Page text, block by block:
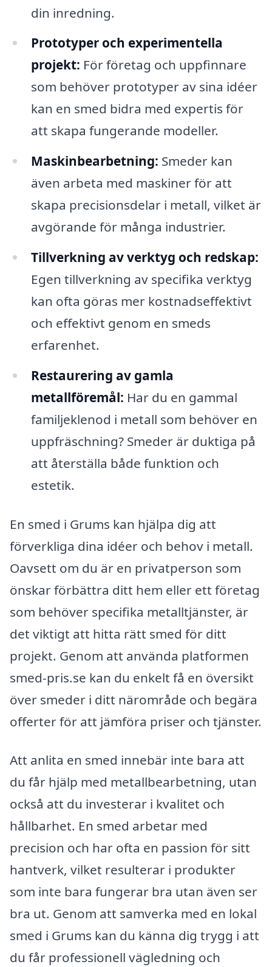
din inredning.
Prototyper och experimentella
projekt: För företag och uppfinnare
som behöver prototyper av sina idéer
kan en smed bidra med expertis för
att skapa fungerande modeller.
Maskinbearbetning: Smeder kan
även arbeta med maskiner för att
skapa precisionsdelar i metall, vilket är
avgörande för många industrier.
Tillverkning av verktyg och redskap:
Egen tillverkning av specifika verktyg
kan ofta göras mer kostnadseffektivt
och effektivt genom en smeds
erfarenhet.
Restaurering av gamla
metallföremål: Har du en gammal
familjeklenod i metall som behöver en
uppfräschning? Smeder är duktiga på
att återställa både funktion och
estetik.
En smed i Grums kan hjälpa dig att
förverkliga dina idéer och behov i metall.
Oavsett om du är en privatperson som
önskar förbättra ditt hem eller ett företag
som behöver specifika metalltjänster, är
det viktigt att hitta rätt smed för ditt
projekt. Genom att använda platformen
smed-pris.se kan du enkelt få en översikt
över smeder i ditt närområde och begära
offerter för att jämföra priser och tjänster.
Att anlita en smed innebär inte bara att
du får hjälp med metallbearbetning, utan
också att du investerar i kvalitet och
hållbarhet. En smed arbetar med
precision och har ofta en passion för sitt
hantverk, vilket resulterar i produkter
som inte bara fungerar bra utan även ser
bra ut. Genom att samverka med en lokal
smed i Grums kan du känna dig trygg i att
du får professionell vägledning och